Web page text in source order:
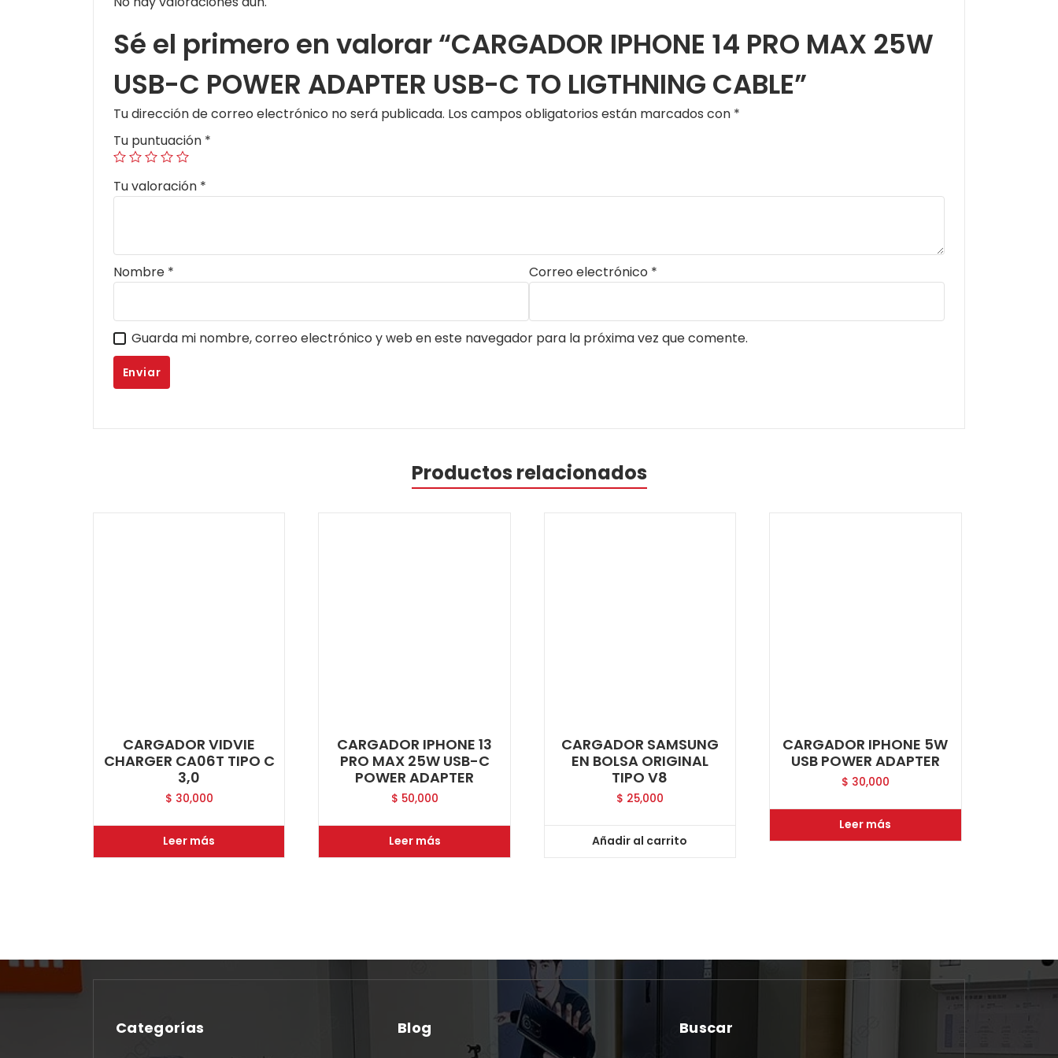
Sé el primero en valorar “CARGADOR IPHONE 14 PRO MAX 25W
USB-C POWER ADAPTER USB-C TO LIGTHNING CABLE”
Tu dirección de correo electrónico no será publicada. Los campos obligatorios están marcados con *
Tu puntuación *
Tu valoración *
Nombre * Correo electrónico *
Guarda mi nombre, correo electrónico y web en este navegador para la próxima vez que comente.
Productos relacionados
CARGADOR VIDVIE
CHARGER CA06T TIPO C
3,0
$ 30,000
Leer más
CARGADOR IPHONE 13
PRO MAX 25W USB-C
POWER ADAPTER
$ 50,000
Leer más
CARGADOR SAMSUNG
EN BOLSA ORIGINAL
TIPO V8
$ 25,000
Añadir al carrito
CARGADOR IPHONE 5W
USB POWER ADAPTER
$ 30,000
Leer más
Categorías Blog Buscar